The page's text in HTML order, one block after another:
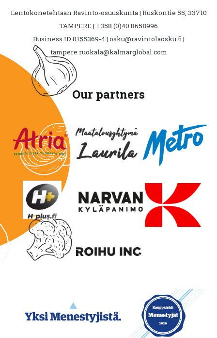
Lentokonetehtaan Ravinto-osuuskunta | Ruskontie 55, 33710
TAMPERE | +358 (0)40 8658996
Business ID 0155369-4 | osku@ravintolaosku.fi |
tampere.ruokala@kalmarglobal.com
Our partners